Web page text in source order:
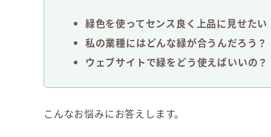
緑色を使ってセンス良く上品に見せたい
私の業種にはどんな緑が合うんだろう？
ウェブサイトで緑をどう使えばいいの？
こんなお悩みにお答えします。